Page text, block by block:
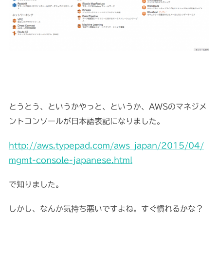
とうとう、というかやっと、というか、AWSのマネジメ
ントコンソールが日本語表記になりました。
http://aws.typepad.com/aws_japan/2015/04/
mgmt-console-japanese.html
で知りました。
しかし、なんか気持ち悪いですよね。すぐ慣れるかな？